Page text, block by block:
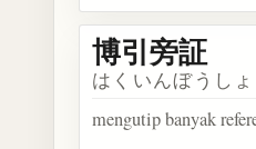
博引旁証
はくいんぼうしょ
mengutip banyak